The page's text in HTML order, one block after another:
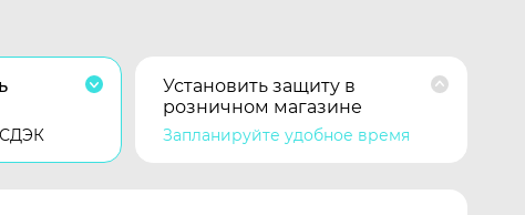
СДЭК
Установить защиту в
розничном магазине
Запланируйте удобное время